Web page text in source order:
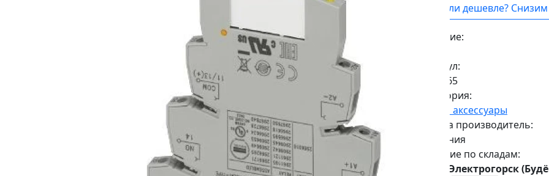
Нашли дешевле?
Наличие:
Артикул:
2966265
Категория:
Реле и аксессуары
Страна производитель:
Германия
Наличие по складам:
г. Электрогорск